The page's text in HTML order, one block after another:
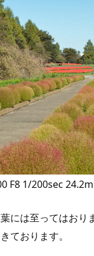
F8 1/200sec
には至ってはおり
ております。